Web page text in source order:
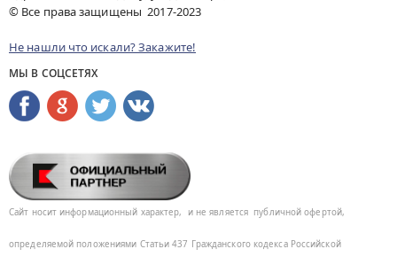
© Все права защищены 2017-2023
Не нашли что искали? Закажите!
МЫ В СОЦСЕТЯХ
Сайт носит информационный характер, и не является публичной офертой,
определяемой положениями Статьи 437 Гражданского кодекса Российской